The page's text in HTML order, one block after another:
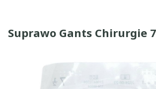
Suprawo Gants Chirurgie